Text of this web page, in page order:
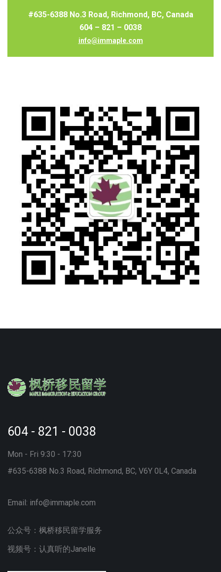
#635-6388 No.3 Road, Richmond, BC, Canada
604 – 821 – 0038
info@immaple.com
604 - 821 - 0038
Mon - Fri 9:30 - 17:30
#635-6388 No.3 Road, Richmond, BC, V6Y 0L4, Canada
Email: info@immaple.com
公众号：枫桥移民留学服务
视频号：认真听的Janelle